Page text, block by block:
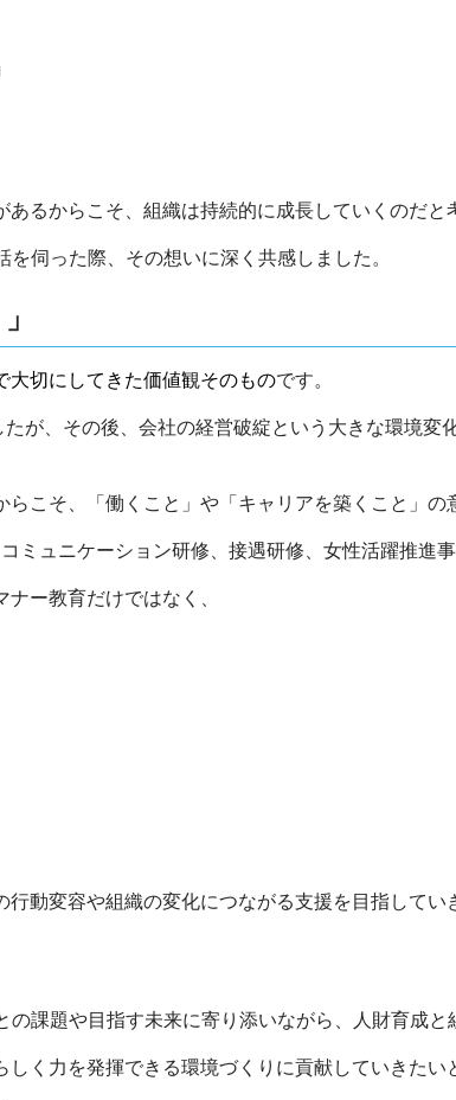
るからこそ、組織は持続的に成長していくのだと
伺った際、その想いに深く共感しました。
大切にしてきた価値観そのものです。
が、その後、会社の経営破綻という大きな環境変
こそ、「働くこと」や「キャリアを築くこと」の
ュニケーション研修、接遇研修、女性活躍推進
ー教育だけではなく、
動変容や組織の変化につながる支援を目指してい
課題や目指す未来に寄り添いながら、人財育成と
く力を発揮できる環境づくりに貢献していきたい